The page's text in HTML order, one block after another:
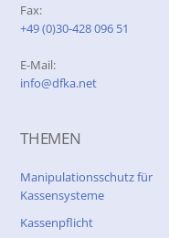
Fax:
+49 (0)30-428 096 51
E-Mail:
info@dfka.net
THEMEN
Manipulationsschutz für
Kassensysteme
Kassenpflicht